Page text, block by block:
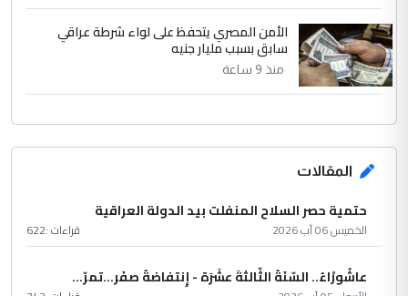
الأمن المصري يتحفظ على لواء شرطة عراقي
سابق بسبب مليار جنيه
منذ 9 ساعة
المقالات
حتمية حصر السلاح المنفلت بيد الدولة العراقية
الخميس 06 آب 2026 قراءات :622
عاشُورْاءُ.. السّنَةُ الثّالثةَ عشَرَة - إِنتفاضةُ صفَر…تمرّ...